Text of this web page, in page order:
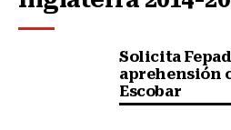
Solicita
aprehensión
Escobar